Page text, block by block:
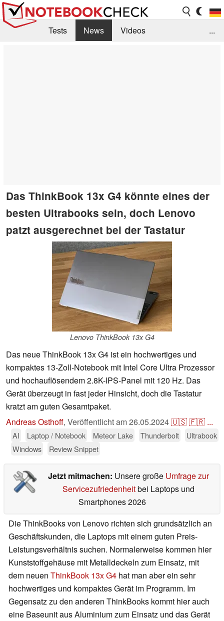
Tests News
Videos
...
Das ThinkBook 13x G4 könnte eines der
besten Ultrabooks sein, doch Lenovo
patzt ausgerechnet bei der Tastatur
Lenovo ThinkBook 13x G4
Das neue ThinkBook 13x G4 ist ein hochwertiges und
kompaktes 13-Zoll-Notebook mit Intel Core Ultra Prozessor
und hochauflösendem 2.8K-IPS-Panel mit 120 Hz. Das
Gerät überzeugt in fast jeder Hinsicht, doch die Tastatur
kratzt am guten Gesamtpaket.
Andreas Osthoff, Veröffentlicht am26.05.2024🇺🇸🇫🇷 ...
AI Laptop / Notebook Meteor Lake Thunderbolt
Ultrabook
Windows
Review Snippet
Jetzt mitmachen: Unsere große Umfrage zur
Servicezufriedenheitbei Laptops und
Smartphones 2026
Die ThinkBooks von Lenovo richten sich grundsätzlich an
Geschäftskunden, die Laptops mit einem guten Preis-
Leistungsverhältnis suchen. Normalerweise kommen hier
Kunststoffgehäuse mit Metalldeckeln zum Einsatz, mit
dem neuen ThinkBook 13x G4 hat man aber ein sehr
hochwertiges und kompaktes Gerät im Programm. Im
Gegensatz zu den anderen ThinkBooks kommt hier auch
eine Baseunit aus Aluminium zum Einsatz und das Gerät